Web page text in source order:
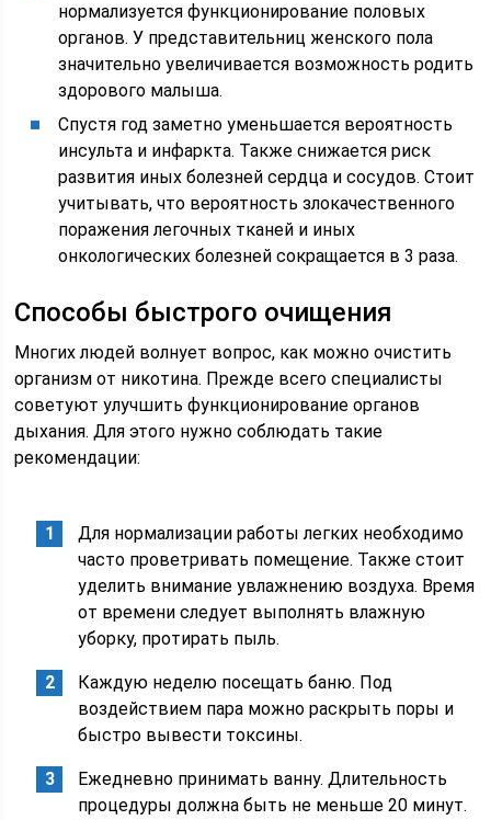
нормализуется функционирование половых
органов. У представительниц женского пола
значительно увеличивается возможность родить
здорового малыша.
Спустя год заметно уменьшается вероятность
инсульта и инфаркта. Также снижается риск
развития иных болезней сердца и сосудов. Стоит
учитывать, что вероятность злокачественного
поражения легочных тканей и иных
онкологических болезней сокращается в 3 раза.
Способы быстрого очищения
Многих людей волнует вопрос, как можно очистить
организм от никотина. Прежде всего специалисты
советуют улучшить функционирование органов
дыхания. Для этого нужно соблюдать такие
рекомендации:
Для нормализации работы легких необходимо
часто проветривать помещение. Также стоит
уделить внимание увлажнению воздуха. Время
от времени следует выполнять влажную
уборку, протирать пыль.
Каждую неделю посещать баню. Под
воздействием пара можно раскрыть поры и
быстро вывести токсины.
Ежедневно принимать ванну. Длительность
процедуры должна быть не меньше 20 минут.